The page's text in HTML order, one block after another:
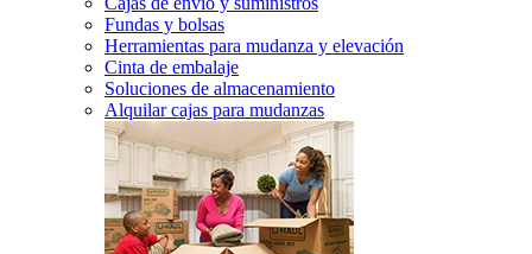
Fundas y bolsas
Herramientas para mudanza y elevación
Cinta de embalaje
Soluciones de almacenamiento
Alquilar cajas para mudanzas